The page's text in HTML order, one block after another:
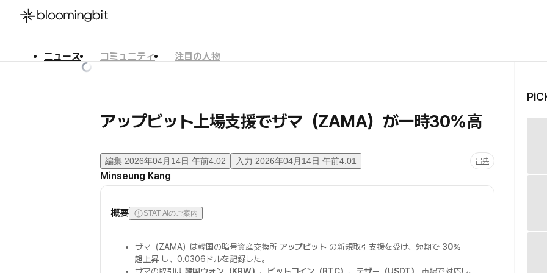
ニュース コミュニティ
注目の人物
アップビット上場支援でザマ（ZAMA）が一時30%高
編集 2026年04月14日 午前4:02 入力 2026年04月14日 午前4:01 出典
Minseung Kang
概要 STAT AIのご案内
ザマ（ZAMA）は韓国の暗号資産交換所 アップビット の新規取引支援を受け、短期で 30%
超上昇し、0.0306ドルを記録した。